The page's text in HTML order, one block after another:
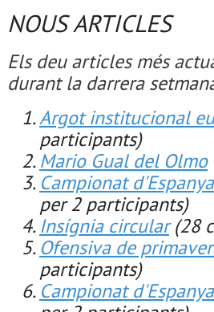
NOUS ARTICLES
Els deu articles més
durant la darrera
Argot institucional
participants)
Mario Gual del Olmo
Campionat
per 2 participants)
Insígnia circular (28
Ofensiva de
participants)
Campionat